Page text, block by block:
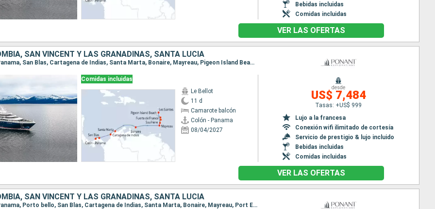
Bebidas incluidas
Comidas incluidas
VER LAS OFERTAS
SAN VINCENT Y LAS GRANADINAS, SANTA LUCIA
Itinerario : Colón - Panama, San Blas, Cartagena de Indias, Santa Marta, Bonaire, Mayreau, Pigeon Island Beach, Soufriere, Les Saintes, Fort-de-France
Comidas incluidas
Le Bellot
11 d
Camarote balcón
Colón - Panama
08/04/2027
desde
US$ 7,484
Tasas: +US$ 999
Lujo a la francesa
Conexión wifi ilimitado de cortesía
Servicio de prestigio & lujo incluido
Bebidas incluidas
Comidas incluidas
VER LAS OFERTAS
SAN VINCENT Y LAS GRANADINAS, SANTA LUCIA
Itinerario : Colón - Panama, Porto bello, San Blas, Cartagena de Indias, Santa Marta, Bonaire, Mayreau, Port Elisabeth st vincent, Pigeon Island Beach, Soufriere, Les Saintes, Fort-de-France